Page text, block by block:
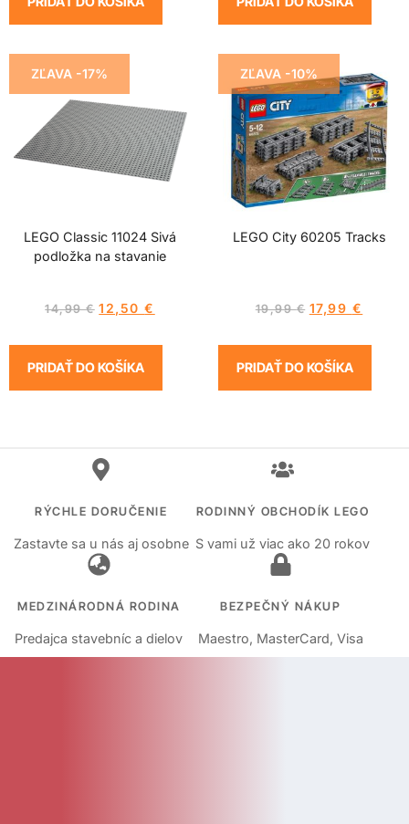
ZĽAVA -17%
LEGO Classic 11024 Sivá
podložka na stavanie
14,99€ 12,50€
PRIDAŤ DO KOŠÍKA
ZĽAVA -10%
LEGO City 60205 Tracks
19,99€ 17,99 €
PRIDAŤ DO KOŠÍKA
RÝCHLE DORUČENIE
Zastavte sa u nás aj osobne
RODINNÝ OBCHODÍK LEGO
S vami už viac ako 20 rokov
MEDZINÁRODNÁ RODINA
Predajca stavebníc a dielov
BEZPEČNÝ NÁKUP
Maestro, MasterCard, Visa